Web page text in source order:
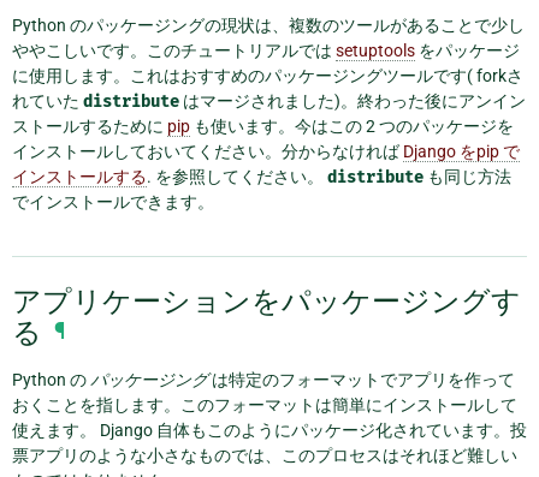
Python のパッケージングの現状は、複数のツールがあることで少し
ややこしいです。このチュートリアルでは setuptools をパッケージ
に使用します。これはおすすめのパッケージングツールです( forkさ
れていた distribute はマージされました)。終わった後にアンイン
ストールするために pip も使います。今はこの 2 つのパッケージを
インストールしておいてください。分からなければDjango をpip で
インストールする. を参照してください。 distribute も同じ方法
でインストールできます。
アプリケーションをパッケージングす
る
¶
Python のパッケージングは特定のフォーマットでアプリを作って
おくことを指します。このフォーマットは簡単にインストールして
使えます。 Django 自体もこのようにパッケージ化されています。投
票アプリのような小さなものでは、このプロセスはそれほど難しい